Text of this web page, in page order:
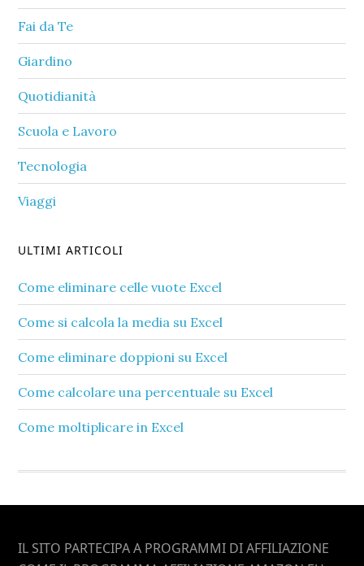
Fai da Te
Giardino
Quotidianità
Scuola e Lavoro
Tecnologia
Viaggi
ULTIMI ARTICOLI
Come eliminare celle vuote Excel​
Come si calcola la media su Excel​
Come eliminare doppioni su Excel​
Come calcolare una percentuale su Excel​
Come moltiplicare in Excel​
Footer
IL SITO PARTECIPA A PROGRAMMI DI AFFILIAZIONE